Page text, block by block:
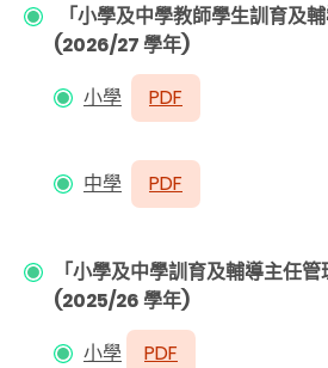
「小學及中學教師學生訓育及
(2026/27 學年)
小學
PDF
中學 PDF
「小學及中學訓育及輔導主任
(2025/26 學年)
小學
PDF